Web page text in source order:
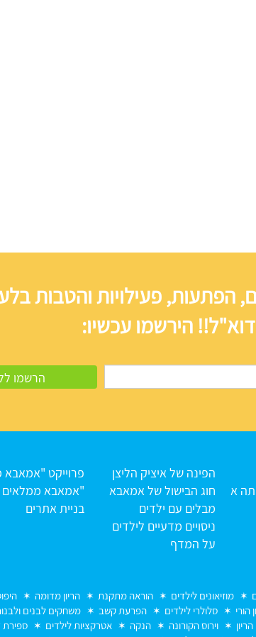
הפתעות, פעילויות והטבות
הירשמו עכשיו:
א
הפינה של איציק הליצן
חוג הבישול של אמאבא
מבלים עם ילדים
ניסויים מדעיים לילדים
על המדף
פרוייקט "אמאבא
"אמאבא ממלאים
בניית אתרים
מוזיאונים לילדים הוראה מתקנת הריון מדומה
הורי סלולרי לילדים הפרעת קשב משחקים לבנים
הריון וירוס הקורונה הנקה אטרקציות לילדים
ספירת